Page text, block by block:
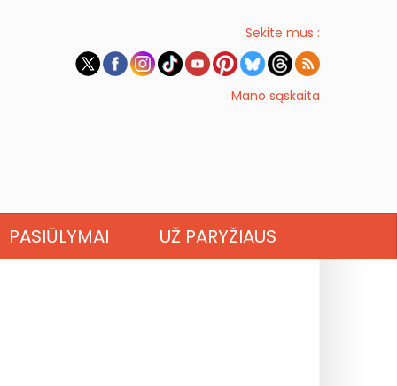
Sekite mus :
Mano sąskaita
PASIŪLYMAI UŽ PARYŽIAUS